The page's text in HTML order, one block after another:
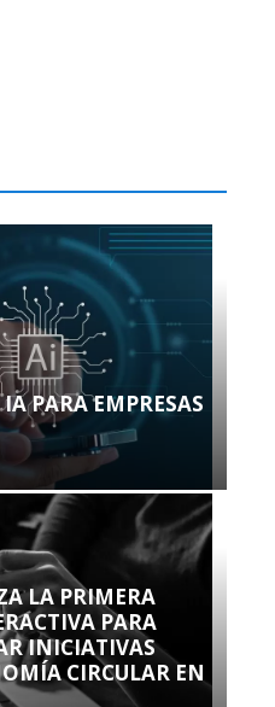
PARA EMPRESAS
LA PRIMERA
PARA
INICIATIVAS
CIRCULAR EN